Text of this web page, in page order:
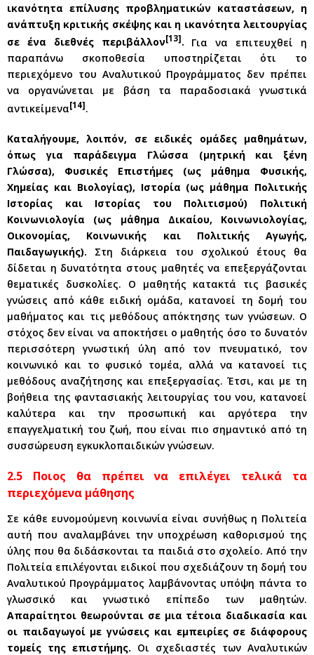
ικανότητα επίλυσης προβληματικών καταστάσεων, η
ανάπτυξη κριτικής σκέψης και η ικανότητα λειτουργίας
σε ένα διεθνές περιβάλλον[13]. Για να επιτευχθεί η
παραπάνω σκοποθεσία υποστηρίζεται ότι το
περιεχόμενο του Αναλυτικού Προγράμματος δεν πρέπει
να οργανώνεται με βάση τα παραδοσιακά γνωστικά
αντικείμενα[14].
Καταλήγουμε, λοιπόν, σε ειδικές ομάδες μαθημάτων,
όπως για παράδειγμα Γλώσσα (μητρική και ξένη
Γλώσσα), Φυσικές Επιστήμες (ως μάθημα Φυσικής,
Χημείας και Βιολογίας), Ιστορία (ως μάθημα Πολιτικής
Ιστορίας και Ιστορίας του Πολιτισμού) Πολιτική
Κοινωνιολογία (ως μάθημα Δικαίου, Κοινωνιολογίας,
Οικονομίας, Κοινωνικής και Πολιτικής Αγωγής,
Παιδαγωγικής). Στη διάρκεια του σχολικού έτους θα
δίδεται η δυνατότητα στους μαθητές να επεξεργάζονται
θεματικές δυσκολίες. Ο μαθητής κατακτά τις βασικές
γνώσεις από κάθε ειδική ομάδα, κατανοεί τη δομή του
μαθήματος και τις μεθόδους απόκτησης των γνώσεων. Ο
στόχος δεν είναι να αποκτήσει ο μαθητής όσο το δυνατόν
περισσότερη γνωστική ύλη από τον πνευματικό, τον
κοινωνικό και το φυσικό τομέα, αλλά να κατανοεί τις
μεθόδους αναζήτησης και επεξεργασίας. Έτσι, και με τη
βοήθεια της φαντασιακής λειτουργίας του νου, κατανοεί
καλύτερα και την προσωπική και αργότερα την
επαγγελματική του ζωή, που είναι πιο σημαντικό από τη
συσσώρευση εγκυκλοπαιδικών γνώσεων.
2.5 Ποιος θα πρέπει να επιλέγει τελικά τα
περιεχόμενα μάθησης
Σε κάθε ευνομούμενη κοινωνία είναι συνήθως η Πολιτεία
αυτή που αναλαμβάνει την υποχρέωση καθορισμού της
ύλης που θα διδάσκονται τα παιδιά στο σχολείο. Από την
Πολιτεία επιλέγονται ειδικοί που σχεδιάζουν τη δομή του
Αναλυτικού Προγράμματος λαμβάνοντας υπόψη πάντα το
γλωσσικό και γνωστικό επίπεδο των μαθητών.
Απαραίτητοι θεωρούνται σε μια τέτοια διαδικασία και
οι παιδαγωγοί με γνώσεις και εμπειρίες σε διάφορους
τομείς της επιστήμης. Οι σχεδιαστές των Αναλυτικών